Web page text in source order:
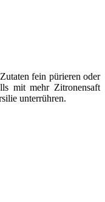
fein pürieren oder
mit mehr Zitronensaft
unterrühren.